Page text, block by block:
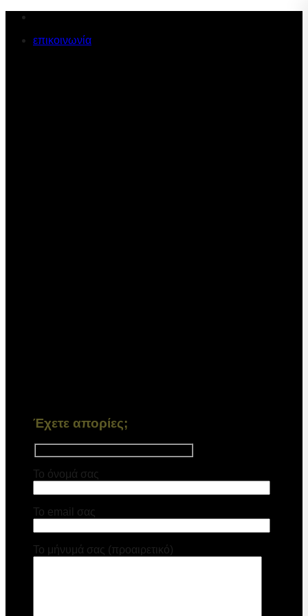
Μετάβαση
περιεχόμενο
επικοινωνία
Έχετε απορίες;
Το όνομά σας
Το email σας
Το μήνυμά σας (προαιρετικό)